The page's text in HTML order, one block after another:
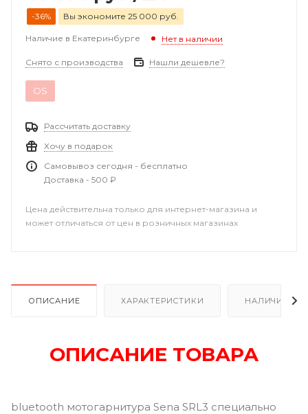
-36% Вы экономите 25 000 руб.
Наличие в Екатеринбурге Нет в наличии
Снято с производства Нашли дешевле?
OS
Рассчитать доставку
Хочу в подарок
Самовывоз сегодня - бесплатно
Доставка - 500 ₽
Цена действительна только для интернет-магазина и
может отличаться от цен в розничных магазинах
ОПИСАНИЕ ХАРАКТЕРИСТИКИ НАЛИЧИЕ В
ОПИСАНИЕ ТОВАРА
bluetooth мотогарнитура Sena SRL3 специально